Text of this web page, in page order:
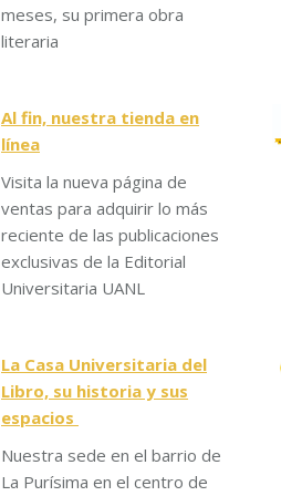
meses, su primera obra
literaria
Al fin, nuestra tienda en
línea
Visita la nueva página de
ventas para adquirir lo más
reciente de las publicaciones
exclusivas de la Editorial
Universitaria UANL
La Casa Universitaria del
Libro, su historia y sus
espacios
Nuestra sede en el barrio de
La Purísima en el centro de